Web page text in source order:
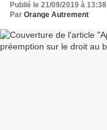
Publié le 21/09/2019 à 13:38
Par Orange Autrement